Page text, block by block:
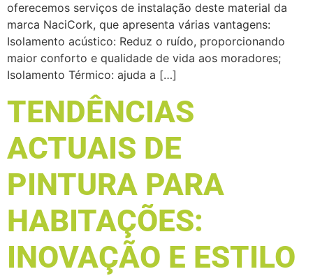
oferecemos serviços de instalação deste material da
marca NaciCork, que apresenta várias vantagens:
Isolamento acústico: Reduz o ruído, proporcionando
maior conforto e qualidade de vida aos moradores;
Isolamento Térmico: ajuda a […]
TENDÊNCIAS
ACTUAIS DE
PINTURA PARA
HABITAÇÕES:
INOVAÇÃO E ESTILO